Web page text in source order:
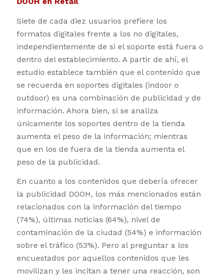
Siete de cada diez usuarios prefiere los
formatos digitales frente a los no digitales,
independientemente de si el soporte está fuera o
dentro del establecimiento. A partir de ahí, el
estudio establece también que el contenido que
se recuerda en soportes digitales (indoor o
outdoor) es una combinación de publicidad y de
información. Ahora bien, si se analiza
únicamente los soportes dentro de la tienda
aumenta el peso de la información; mientras
que en los de fuera de la tienda aumenta el
peso de la publicidad.
En cuanto a los contenidos que debería ofrecer
la publicidad DOOH, los más mencionados están
relacionados con la información del tiempo
(74%), últimas noticias (64%), nivel de
contaminación de la ciudad (54%) e información
sobre el tráfico (53%). Pero al preguntar a los
encuestados por aquellos contenidos que les
movilizan y les incitan a tener una reacción, son